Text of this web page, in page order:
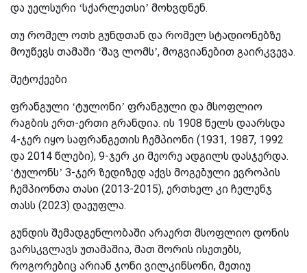
და უელსური ‘სქარლეთსი’ მოხვდნენ.
თუ რომელ ოთხ გუნდთან და რომელ სტადიონებზე
მოუწევს თამაში ‘შავ ლომს’, მოგვიანებით გაირკვევა.
მეტოქეები
ფრანგული ‘ტულონი’ ფრანგული და მსოფლიო
რაგბის ერთ-ერთი გრანდია. ის 1908 წელს დაარსდა
4-ჯერ იყო საფრანგეთის ჩემპიონი (1931, 1987, 1992
და 2014 წლები), 9-ჯერ კი მეორე ადგილს დასჯერდა.
‘ტულონს’ 3-ჯერ ზედიზედ აქვს მოგებული ევროპის
ჩემპიონთა თასი (2013-2015), ერთხელ კი ჩელენჯ
თასს (2023) დაეუფლა.
გუნდის შემადგენლობაში არაერთ მსოფლიო დონის
ვარსკვლავს უთამაშია, მათ შორის ისეთებს,
როგორებიც არიან ჯონი ვილკინსონი, მეთიუ